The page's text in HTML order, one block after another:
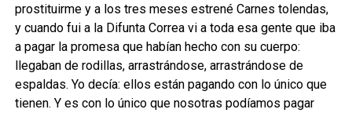
prostituirme y a los tres meses estrené Carnes tolendas,
y cuando fui a la Difunta Correa vi a toda esa gente que iba
a pagar la promesa que habían hecho con su cuerpo:
llegaban de rodillas, arrastrándose, arrastrándose de
espaldas. Yo decía: ellos están pagando con lo único que
tienen. Y es con lo único que nosotras podíamos pagar